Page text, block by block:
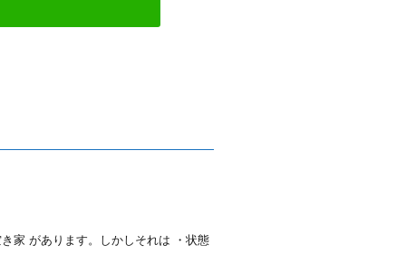
家 があります。しかしそれは ・状態